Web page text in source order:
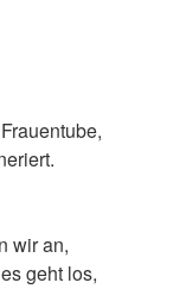
wir an,
geht los,